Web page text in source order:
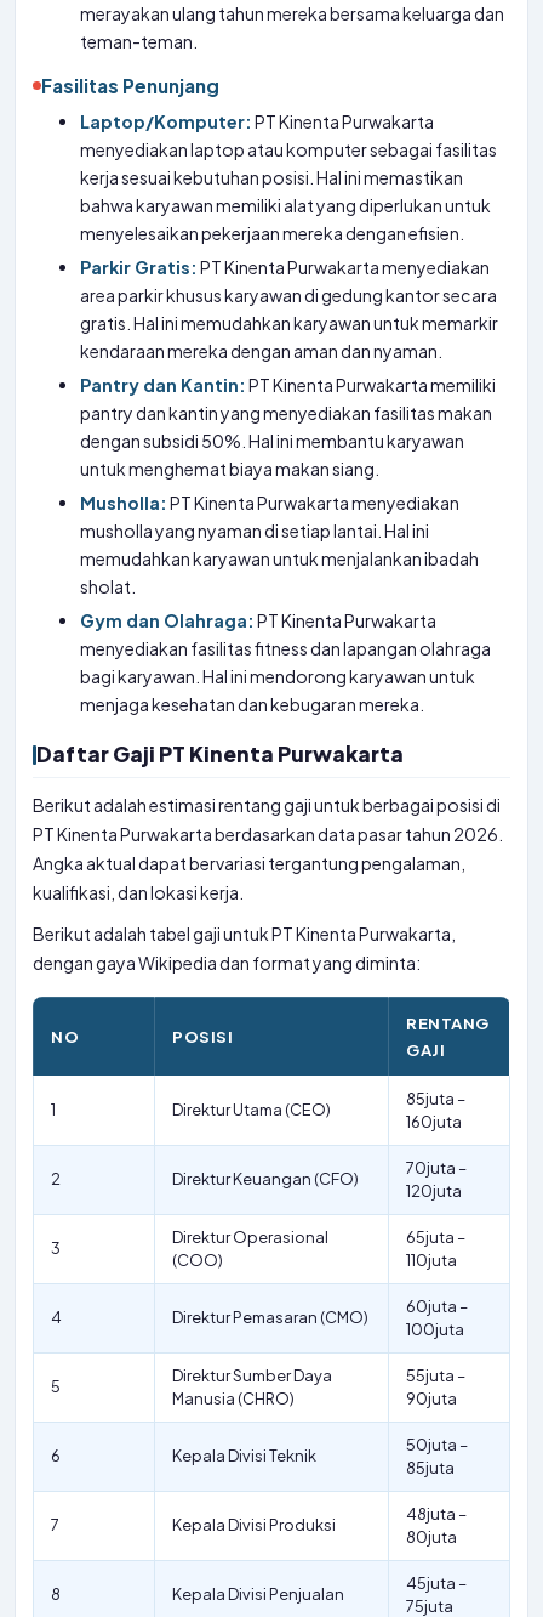
merayakan ulang tahun mereka bersama keluarga dan
teman-teman.
Fasilitas Penunjang
Laptop/Komputer: PT Kinenta Purwakarta
menyediakan laptop atau komputer sebagai fasilitas
kerja sesuai kebutuhan posisi. Hal ini memastikan
bahwa karyawan memiliki alat yang diperlukan untuk
menyelesaikan pekerjaan mereka dengan efisien.
Parkir Gratis: PT Kinenta Purwakarta menyediakan
area parkir khusus karyawan di gedung kantor secara
gratis. Hal ini memudahkan karyawan untuk memarkir
kendaraan mereka dengan aman dan nyaman.
Pantry dan Kantin: PT Kinenta Purwakarta memiliki
pantry dan kantin yang menyediakan fasilitas makan
dengan subsidi 50%. Hal ini membantu karyawan
untuk menghemat biaya makan siang.
Musholla: PT Kinenta Purwakarta menyediakan
musholla yang nyaman di setiap lantai. Hal ini
memudahkan karyawan untuk menjalankan ibadah
sholat.
Gym dan Olahraga: PT Kinenta Purwakarta
menyediakan fasilitas fitness dan lapangan olahraga
bagi karyawan. Hal ini mendorong karyawan untuk
menjaga kesehatan dan kebugaran mereka.
Daftar Gaji PT Kinenta Purwakarta
Berikut adalah estimasi rentang gaji untuk berbagai posisi di
PT Kinenta Purwakarta berdasarkan data pasar tahun 2026.
Angka aktual dapat bervariasi tergantung pengalaman,
kualifikasi, dan lokasi kerja.
Berikut adalah tabel gaji untuk PT Kinenta Purwakarta,
dengan gaya Wikipedia dan format yang diminta:
NO POSISI
RENTANG
GAJI
1 Direktur Utama (CEO)
85juta –
160juta
2 Direktur Keuangan (CFO)
70juta –
120juta
3
Direktur Operasional
(COO)
65juta –
110juta
4 Direktur Pemasaran (CMO)
60juta –
100juta
5
Direktur Sumber Daya
Manusia (CHRO)
55juta –
90juta
6 Kepala Divisi Teknik
50juta –
85juta
7 Kepala Divisi Produksi
48juta –
80juta
8 Kepala Divisi Penjualan
45juta –
75juta